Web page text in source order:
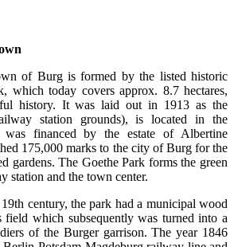
of Burg is formed by the listed historic
which today covers approx. 8.7 hectares,
history. It was laid out in 1913 as the
station grounds), is located in the
was financed by the estate of Albertine
175,000 marks to the city of Burg for the
gardens. The Goethe Park forms the green
station and the town center.
century, the park had a municipal wood
field which subsequently was turned into a
of the Burger garrison. The year 1846